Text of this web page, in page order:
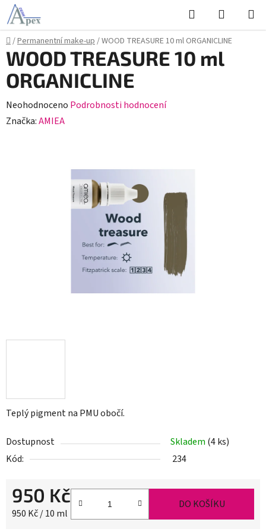
Přejít
na
obsah
Hledat
KOŠÍK
Domů
/Permanentní make-up/WOOD TREASURE 10 ml ORGANICLINE
Teplý pigment na PMU obočí.
Dostupnost Skladem (4 ks)
Kód:
234
950 Kč
Měrná cena:
950 Kč / 10 ml
DO KOŠÍKU
WOOD TREASURE 10 ml
ORGANICLINE
Průměrné
hodnocení
Neohodnoceno Podrobnosti hodnocení
Značka:AMIEA